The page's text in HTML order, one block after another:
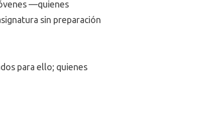
—quienes
sin preparación
para ello; quienes